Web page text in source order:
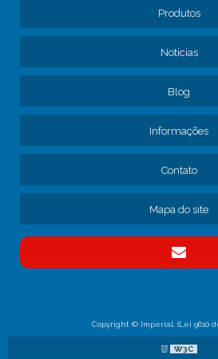
CONSERTO DE FREIOS DE CAMINHÃO
CONTRATAR MANUTENÇÃO DE FROTA
CONTRATO DE MANUTENÇÃO DE CAMINHÕES
CONTRATO DE MANUTENÇÃO DE FROTA
CONTRATO MANUTENÇÃO CAMINHÕES
EMPRESA DE MANUTENÇÃO DE FREIO DE
EMPRESA DE MANUTENÇÃO DE FROTA
EMPRESA DE MANUTENÇÃO DE FROTA SP
EMPRESA ESPECIALIZADA EM FREIOS DE
EMPRESA MANUTENÇÃO CAMINHÕES
Produtos
Noticias
Blog
Informações
Contato
Mapa do site
Copyright © Imperial. (Lei 9610
W3C